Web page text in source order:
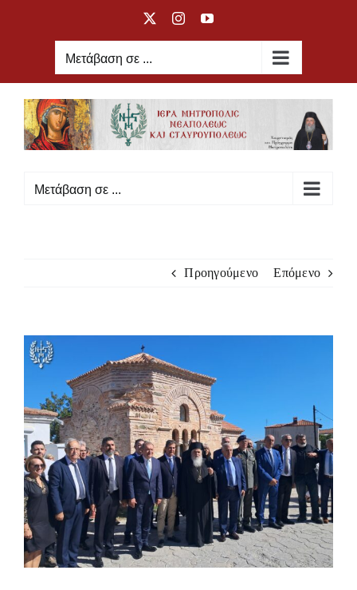
X InstagramYouTube
Μετάβαση σε ...
Μετάβαση σε ...
Προηγούμενο Επόμενο
Προβολή
μεγαλύτερης
εικόνας